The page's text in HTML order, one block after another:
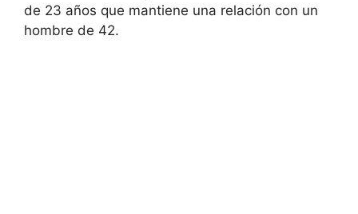
de 23 años que mantiene una relación con un
hombre de 42.